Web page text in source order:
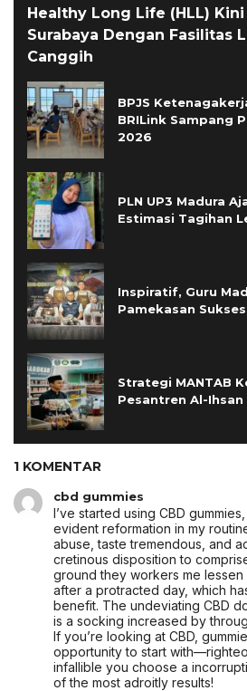
Healthy Long Life (HLL)
Surabaya Dengan Fasilitas
Canggih
BPJS
BRILink Sampang
2026
PLN UP3 Madura
Estimasi Tagihan
Inspiratif, Guru
Pamekasan
Strategi MANTAB
Pesantren Al-Ihsan
1 KOMENTAR
cbd gummies
I’ve started using CBD
evident reformation in my
abuse, taste tremendous, and
cretinous disposition to
ground they workers me
after a protracted day, which
benefit. The undeviating CBD
is a socking increased by
If you’re looking at CBD,
opportunity to start
infallible you choose a
of the most adroitly results!